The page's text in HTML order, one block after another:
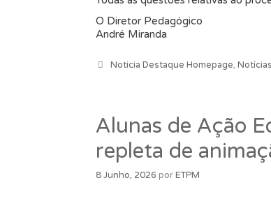
O Diretor Pedagógico
André Miranda
Categorias
Noticia Destaque Homepage, Notícias
Alunas de Ação
repleta de
8 Junho, 2026 porETPM